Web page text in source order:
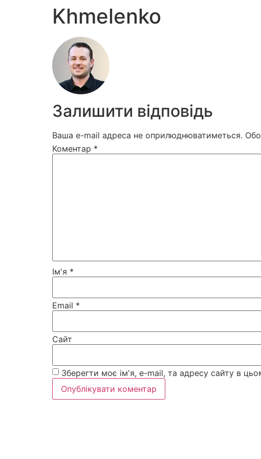
Khmelenko
Залишити відповідь
Ваша e-mail адреса не оприлюднюватиметься.
Коментар *
Ім'я *
Email *
Сайт
Зберегти моє ім'я, e-mail, та адресу сайту в